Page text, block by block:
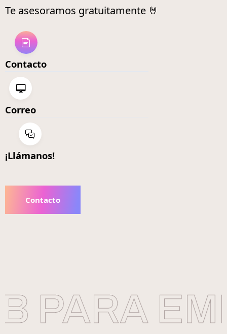
Te asesoramos gratuitamente 🤘
Contacto
Correo
¡Llámanos!
Contacto
PARA